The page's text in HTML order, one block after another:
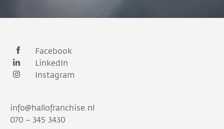
Facebook
LinkedIn
Instagram
info@hallofranchise.nl
070 – 345 3430